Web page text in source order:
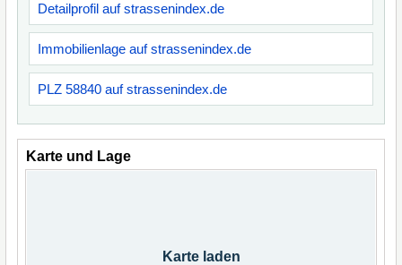
Detailprofil auf strassenindex.de
Immobilienlage auf strassenindex.de
PLZ 58840 auf strassenindex.de
Karte und Lage
Karte laden